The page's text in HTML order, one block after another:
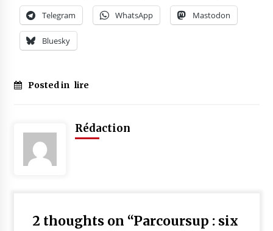
Telegram WhatsApp Mastodon
Bluesky
Posted in lire
Rédaction
2 thoughts on “Parcoursup : six